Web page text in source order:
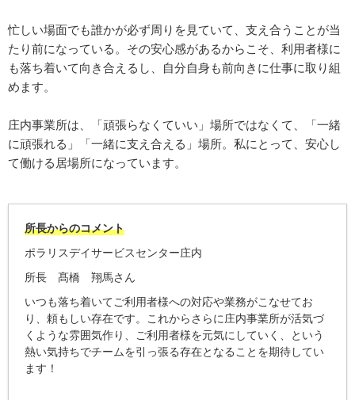
忙しい場面でも誰かが必ず周りを見ていて、支え合うことが当
たり前になっている。その安心感があるからこそ、利用者様に
も落ち着いて向き合えるし、自分自身も前向きに仕事に取り組
めます。
庄内事業所は、「頑張らなくていい」場所ではなくて、「一緒
に頑張れる」「一緒に支え合える」場所。私にとって、安心し
て働ける居場所になっています。
所長からのコメント
ポラリスデイサービスセンター庄内
所長 髙橋 翔馬さん
いつも落ち着いてご利用者様への対応や業務がこなせてお
り、頼もしい存在です。これからさらに庄内事業所が活気づ
くような雰囲気作り、ご利用者様を元気にしていく、という
熱い気持ちでチームを引っ張る存在となることを期待してい
ます！